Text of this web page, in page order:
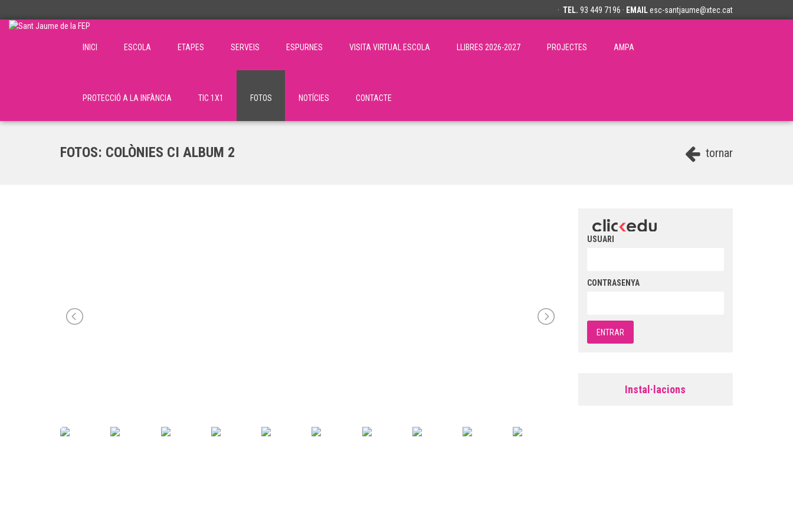
· TEL. 93 449 7196 · EMAILesc-santjaume@xtec.cat
INICI ESCOLA ETAPES SERVEIS ESPURNES VISITA VIRTUAL ESCOLA LLIBRES 2026-2027 PROJECTES AMPA
PROTECCIÓ A LA INFÀNCIA TIC 1X1 FOTOS NOTÍCIES CONTACTE
tornar
FOTOS: COLÒNIES CI ALBUM 2
USUARI
CONTRASENYA
Instal·lacions